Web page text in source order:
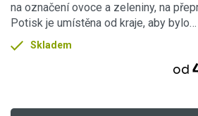
na označení ovoce a zeleniny, na
Potisk je umístěna od kraje, aby bylo…
Skladem
od